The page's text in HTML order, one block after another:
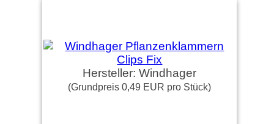
Hersteller: Windhager
(Grundpreis 0,49 EUR pro Stück)